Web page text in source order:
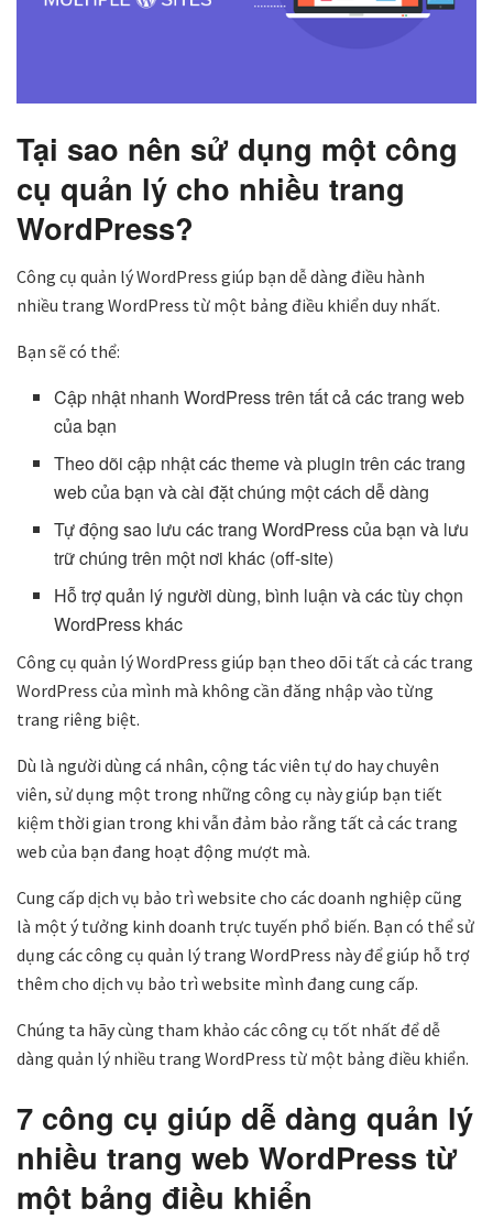
Tại sao nên sử dụng một công
cụ quản lý cho nhiều trang
WordPress?
Công cụ quản lý WordPress giúp bạn dễ dàng điều hành
nhiều trang WordPress từ một bảng điều khiển duy nhất.
Bạn sẽ có thể:
Cập nhật nhanh WordPress trên tất cả các trang web
của bạn
Theo dõi cập nhật các theme và plugin trên các trang
web của bạn và cài đặt chúng một cách dễ dàng
Tự động sao lưu các trang WordPress của bạn và lưu
trữ chúng trên một nơi khác (off-site)
Hỗ trợ quản lý người dùng, bình luận và các tùy chọn
WordPress khác
Công cụ quản lý WordPress giúp bạn theo dõi tất cả các trang
WordPress của mình mà không cần đăng nhập vào từng
trang riêng biệt.
Dù là người dùng cá nhân, cộng tác viên tự do hay chuyên
viên, sử dụng một trong những công cụ này giúp bạn tiết
kiệm thời gian trong khi vẫn đảm bảo rằng tất cả các trang
web của bạn đang hoạt động mượt mà.
Cung cấp dịch vụ bảo trì website cho các doanh nghiệp cũng
là một ý tưởng kinh doanh trực tuyến phổ biến. Bạn có thể sử
dụng các công cụ quản lý trang WordPress này để giúp hỗ trợ
thêm cho dịch vụ bảo trì website mình đang cung cấp.
Chúng ta hãy cùng tham khảo các công cụ tốt nhất để dễ
dàng quản lý nhiều trang WordPress từ một bảng điều khiển.
7 công cụ giúp dễ dàng quản lý
nhiều trang web WordPress từ
một bảng điều khiển